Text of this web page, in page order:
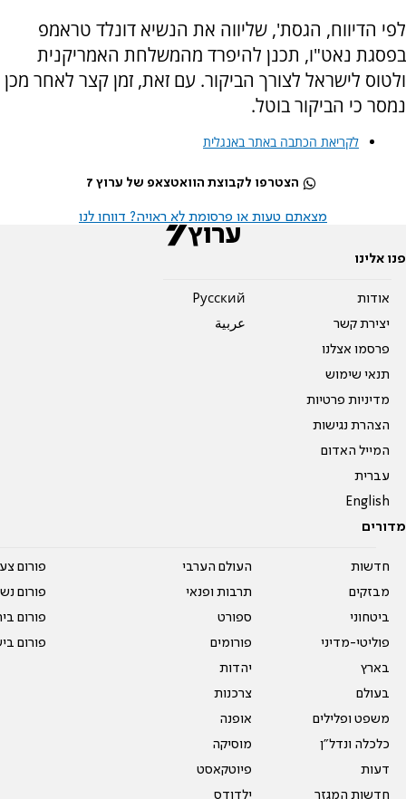
לפי הדיווח, הגסת', שליווה את הנשיא דונלד טראמפ
בפסגת נאט"ו, תכנן להיפרד מהמשלחת האמריקנית
ולטוס לישראל לצורך הביקור. עם זאת, זמן קצר לאחר מכן
נמסר כי הביקור בוטל.
לקריאת הכתבה באתר באנגלית
הצטרפו לקבוצת הוואטצאפ של ערוץ 7
מצאתם טעות או פרסומת לא ראויה? דווחו לנו
פנו אלינו
אודות
יצירת קשר
פרסמו אצלנו
תנאי שימוש
מדיניות פרטיות
הצהרת נגישות
המייל האדום
עברית
English
Pусский
عربية
מדורים
חדשות
מבזקים
ביטחוני
פוליטי-מדיני
בארץ
בעולם
משפט ופלילים
כלכלה ונדל"ן
דעות
חדשות המגזר
העולם הערבי
תרבות ופנאי
ספורט
פורומים
יהדות
צרכנות
אופנה
מוסיקה
פיוטקאסט
ילדודס
פורום
פורום
פורום
פורום